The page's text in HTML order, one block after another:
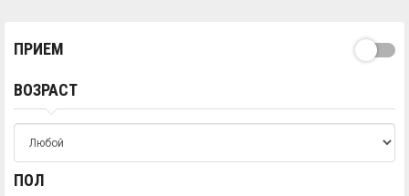
ПРИЕМ
ВОЗРАСТ
ПОЛ